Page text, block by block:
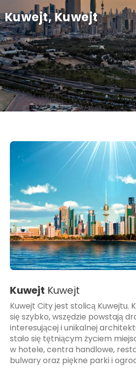
Kuwejt, Kuwejt
Kuwejt Kuwejt
Kuwejt City jest stolicą Kuwejtu.
się szybko, wszędzie powstają
interesującej i unikalnej
stało się tętniącym życiem
w hotele, centra handlowe,
bulwary oraz piękne parki i